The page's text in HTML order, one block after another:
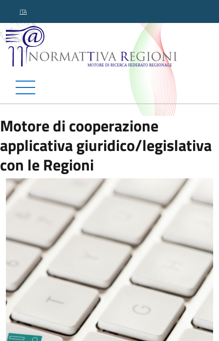
ITA
Normattiva Regioni -
Motore di cooperazione
applicativa giuridico/legislativa
con le Regioni